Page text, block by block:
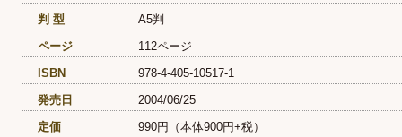
判 型
A5判
ページ
112ページ
ISBN
978-4-405-10517-1
発売日
2004/06/25
定価
990円（本体900円+税）